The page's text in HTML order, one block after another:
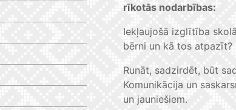
rīkotās nodarbības:
Iekļaujošā izglītība
bērni un kā tos atpazīt?
Runāt, sadzirdēt, būt
Komunikācija un
un jauniešiem.